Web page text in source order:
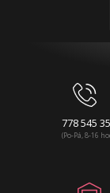
778 545
(Po-Pá, 8-16